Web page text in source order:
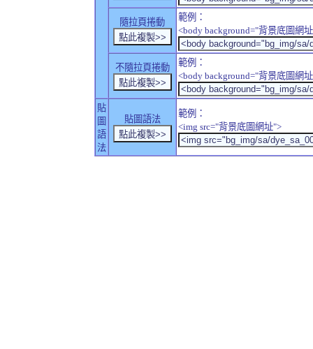
隨拉頁捲動
範例：
<body background="背景底圖網
不隨拉頁捲動
範例：
<body background="背景底圖網
貼
圖
語
法
貼圖語法
範例：
<img src="背景底圖網址">